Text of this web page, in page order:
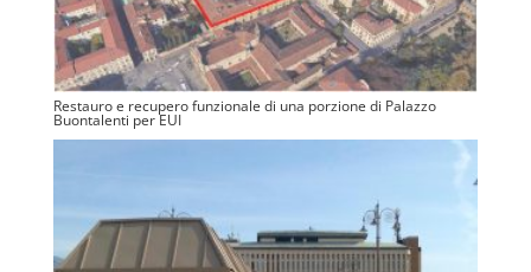
Restauro e recupero funzionale di una porzione di Palazzo
Buontalenti per EUI